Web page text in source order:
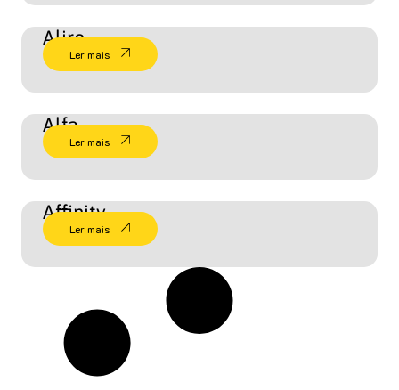
Aliro
Ler mais
Alfa
Ler mais
Affinity
Ler mais